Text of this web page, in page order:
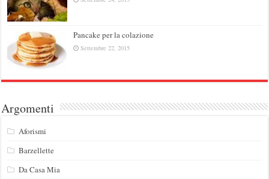
Pancake per la colazione
Settembre 22, 2015
Argomenti
Aforismi
Barzellette
Da Casa Mia